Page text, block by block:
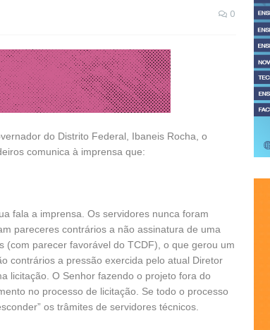
0
do Distrito Federal, Ibaneis Rocha, o
comunica à imprensa que:
fala a imprensa. Os servidores nunca foram
pareceres contrários a não assinatura de uma
(com parecer favorável do TCDF), o que gerou um
contrários a pressão exercida pelo atual Diretor
licitação. O Senhor fazendo o projeto fora do
no processo de licitação. Se todo o processo
os trâmites de servidores técnicos.